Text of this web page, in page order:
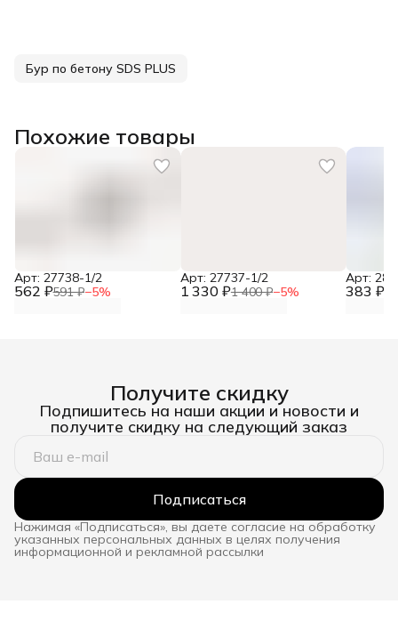
Бур по бетону SDS PLUS
Похожие товары
562 ₽591 ₽−5%
Арт: 27738-1/2
1 330 ₽1 400 ₽−5%
Арт: 27737-1/2
383 ₽
Арт:
Получите скидку
Подпишитесь на наши акции и новости и
получите скидку на следующий заказ
Подписаться
Нажимая «Подписаться», вы даете согласие на обработку
указанных персональных данных в целях получения
информационной и рекламной рассылки